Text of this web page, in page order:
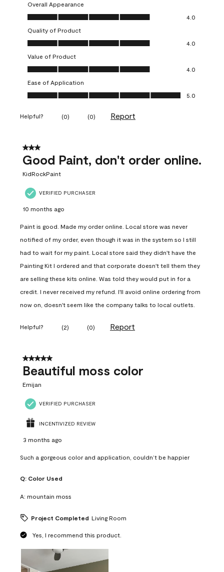
Overall Appearance
Overall Appearance, 4.0 out of 5
4.0
Quality of Product
Quality of Product, 4.0 out of 5
4.0
Value of Product
Value of Product, 4.0 out of 5
4.0
Ease of Application
Ease of Application, 5.0 out of 5
5.0
Helpful? (0) (0) Report
3 out of 5 stars.
Good Paint, don't order online.
KidRockPaint
VERIFIED PURCHASER
10 months ago
Paint is good. Made my order online. Local store was never
notified of my order, even though it was in the system so I still
had to wait for my paint. Local store said they didn't have the
Painting Kit I ordered and that corporate doesn't tell them they
are selling these kits online. Was told they would put in for a
credit. I never received my refund. I'll avoid online ordering from
now on, doesn't seem like the company talks to local outlets.
Helpful? (2) (0) Report
5 out of 5 stars.
Beautiful moss color
Emijan
VERIFIED PURCHASER
INCENTIVIZED REVIEW
3 months ago
Such a gorgeous color and application, couldn’t be happier
Q: Color Used
A: mountain moss
Project Completed Living Room
Yes, I recommend this product.